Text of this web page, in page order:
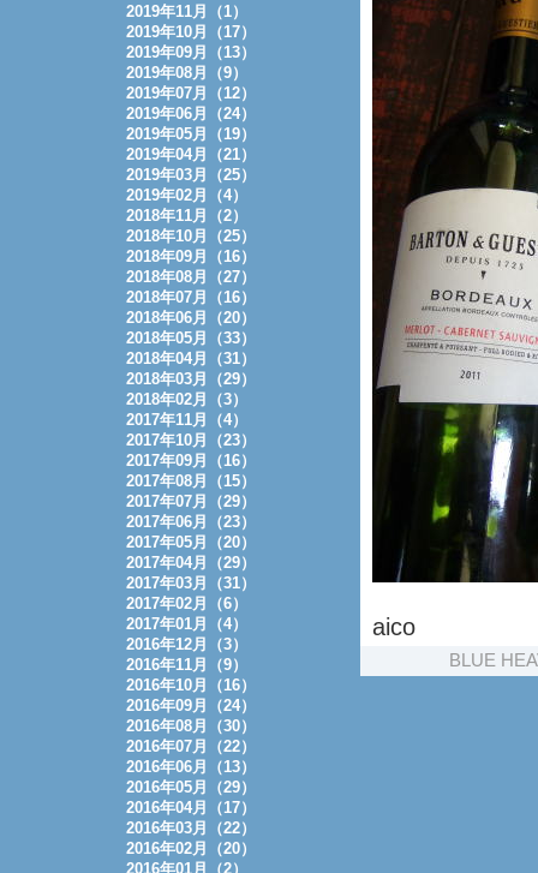
aico
BLUE
2019年11月（1）
2019年10月（17）
2019年09月（13）
2019年08月（9）
2019年07月（12）
2019年06月（24）
2019年05月（19）
2019年04月（21）
2019年03月（25）
2019年02月（4）
2018年11月（2）
2018年10月（25）
2018年09月（16）
2018年08月（27）
2018年07月（16）
2018年06月（20）
2018年05月（33）
2018年04月（31）
2018年03月（29）
2018年02月（3）
2017年11月（4）
2017年10月（23）
2017年09月（16）
2017年08月（15）
2017年07月（29）
2017年06月（23）
2017年05月（20）
2017年04月（29）
2017年03月（31）
2017年02月（6）
2017年01月（4）
2016年12月（3）
2016年11月（9）
2016年10月（16）
2016年09月（24）
2016年08月（30）
2016年07月（22）
2016年06月（13）
2016年05月（29）
2016年04月（17）
2016年03月（22）
2016年02月（20）
2016年01月（2）